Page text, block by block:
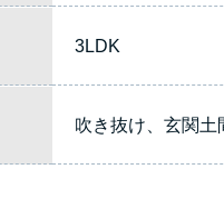
3LDK
吹き抜け、玄関土